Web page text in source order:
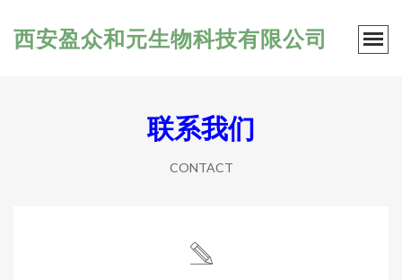
西安盈众和元生物科技有限公司
联系我们
CONTACT